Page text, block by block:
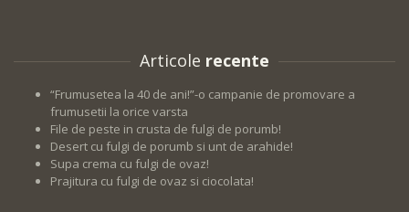
Articole recente
“Frumusetea la 40 de ani!”-o campanie de promovare a
frumusetii la orice varsta
File de peste in crusta de fulgi de porumb!
Desert cu fulgi de porumb si unt de arahide!
Supa crema cu fulgi de ovaz!
Prajitura cu fulgi de ovaz si ciocolata!